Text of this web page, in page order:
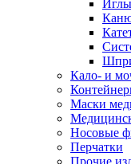
Кало- и
Маски
Носовые
Перчатки
Прочие